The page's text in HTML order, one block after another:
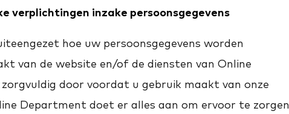
verplichtingen inzake persoonsgegevens
hoe uw persoonsgegevens worden
van de website en/of de diensten van Online
door voordat u gebruik maakt van onze
Department doet er alles aan om ervoor te zorgen